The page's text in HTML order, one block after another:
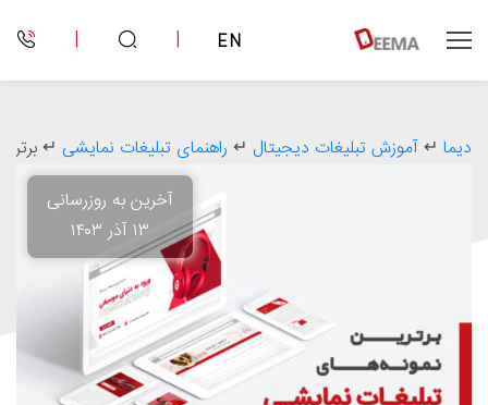
EN
|
|
دیما ↵ آموزش تبلیغات دیجیتال ↵ راهنمای تبلیغات نمایشی ↵
آخرین به روزرسانی
۱۳ آذر ۱۴۰۳